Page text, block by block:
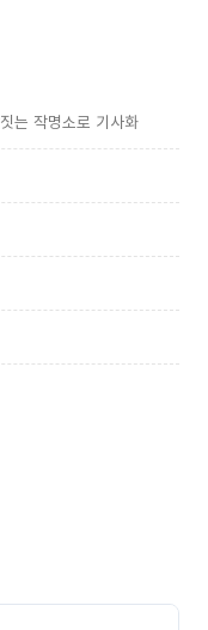
는 작명소로 기사화